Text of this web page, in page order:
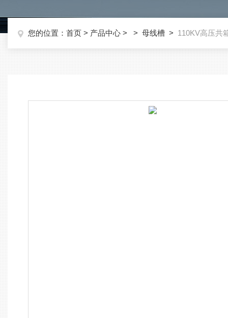
您的位置： 首页 > 产品中心 > > 母线槽 > 110KV高压共